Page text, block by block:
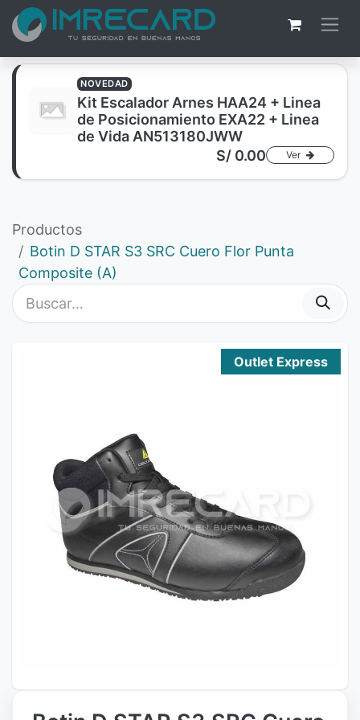
NOVEDAD
Kit Escalador Arnes HAA24 + Linea
de Posicionamiento EXA22 + Linea
de Vida AN513180JWW
S/ 0.00 Ver
Productos
Botin D STAR S3 SRC Cuero Flor Punta
Composite (A)
Outlet Express